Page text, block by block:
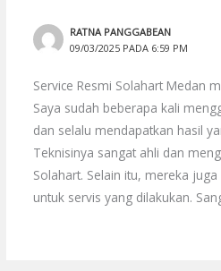
RATNA PANGGABEAN
09/03/2025 PADA 6:59 PM
Service Resmi Solahart Medan
Saya sudah beberapa kali
dan selalu mendapatkan hasil
Teknisinya sangat ahli dan
Solahart. Selain itu, mereka
untuk servis yang dilakukan.